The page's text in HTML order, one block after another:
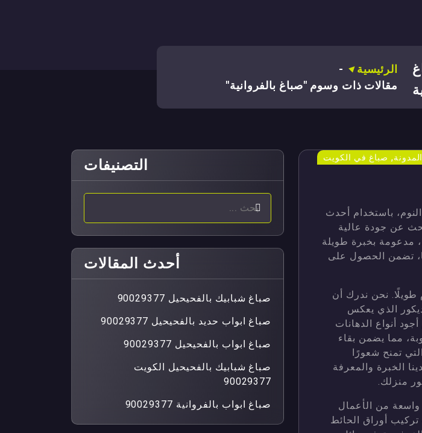
الرئيسية
-
مقالات ذات وسوم "صباغ بالفروانية"
المدونة, صباغ في الكويت
باستخدام أحدث
عن جودة عالية
مدعومة بخبرة طويلة
تضمن الحصول على
نحن ندرك أن
الذي يعكس
أنواع الدهانات
مما يضمن بقاء
تمنح شعورًا
الخبرة والمعرفة
منزلك.
من الأعمال
تركيب أوراق الحائط
التصنيفات
أحدث المقالات
صباغ شبابيك بالفحيحيل 90029377
صباغ ابواب حديد بالفحيحيل 90029377
صباغ ابواب بالفحيحيل 90029377
صباغ شبابيك بالفحيحيل الكويت
90029377
صباغ ابواب بالفروانية 90029377